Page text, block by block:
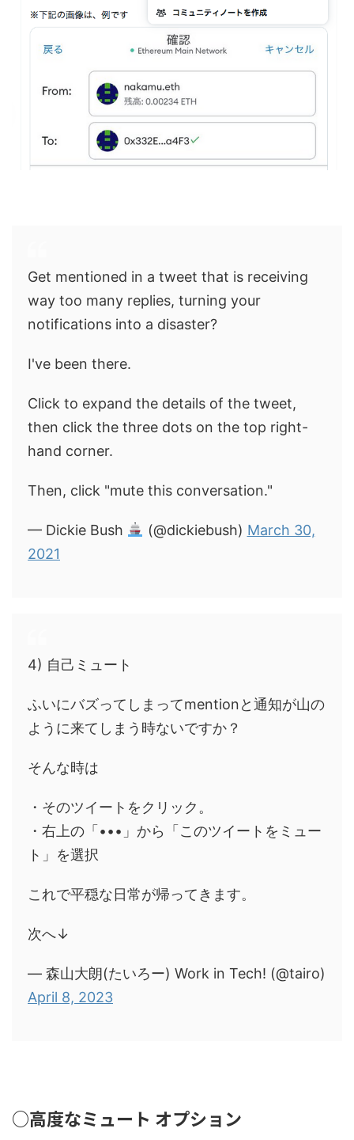
Get mentioned in a tweet that is receiving
way too many replies, turning your
notifications into a disaster?
I've been there.
Click to expand the details of the tweet,
then click the three dots on the top right-
hand corner.
Then, click "mute this conversation."
— Dickie Bush (@dickiebush) March 30,
2021
4) 自己ミュート
ふいにバズってしまってmentionと通知が山の
ように来てしまう時ないですか？
そんな時は
・そのツイートをクリック。
・右上の「•••」から「このツイートをミュー
ト」を選択
これで平穏な日常が帰ってきます。
次へ↓
— 森山大朗(たいろー) Work in Tech! (@tairo)
April 8, 2023
○高度なミュート オプション